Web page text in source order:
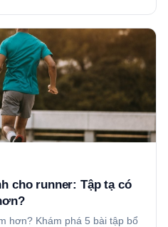
cho runner: Tập tạ có
hơn? Khám phá 5 bài tập bổ